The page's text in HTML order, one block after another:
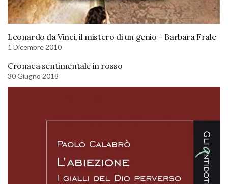
Leonardo da Vinci, il mistero di un genio – Barbara Frale
1 Dicembre 2010
Cronaca sentimentale in rosso
30 Giugno 2018